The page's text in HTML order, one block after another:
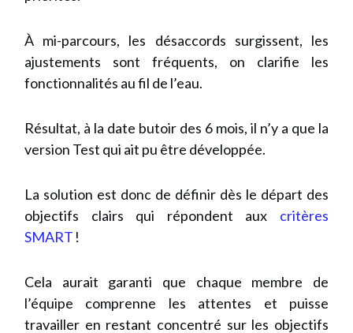
À mi-parcours, les désaccords surgissent, les
ajustements sont fréquents, on clarifie les
fonctionnalités au fil de l’eau.
Résultat, à la date butoir des 6 mois, il n’y a que la
version Test qui ait pu être développée.
La solution est donc de définir dès le départ des
objectifs clairs qui répondent aux critères
SMART !
Cela aurait garanti que chaque membre de
l’équipe comprenne les attentes et puisse
travailler en restant concentré sur les objectifs